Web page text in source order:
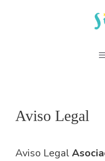
Aviso Legal
Aviso Legal